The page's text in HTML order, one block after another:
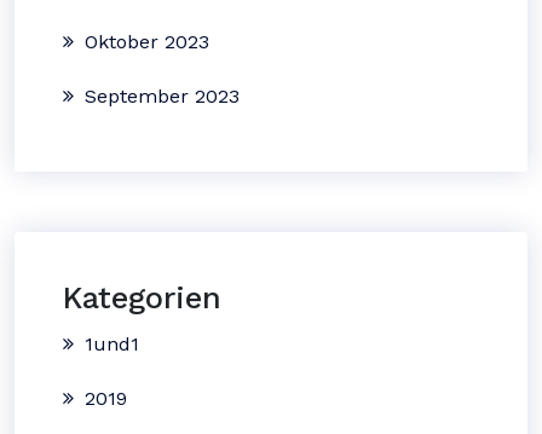
Oktober 2023
September 2023
Kategorien
1und1
2019